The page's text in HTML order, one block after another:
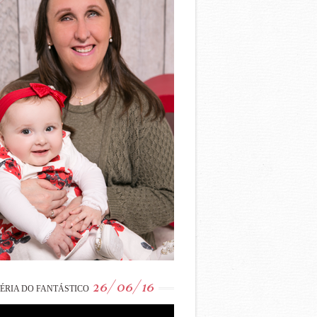
DO FANTÁSTICO 26/06/16